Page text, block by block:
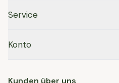
Service
Konto
Kunden über uns